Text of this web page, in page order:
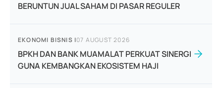
BERUNTUN JUAL SAHAM DI PASAR REGULER
EKONOMI BISNIS |07 AUGUST 2026
BPKH DAN BANK MUAMALAT PERKUAT SINERGI
GUNA KEMBANGKAN EKOSISTEM HAJI